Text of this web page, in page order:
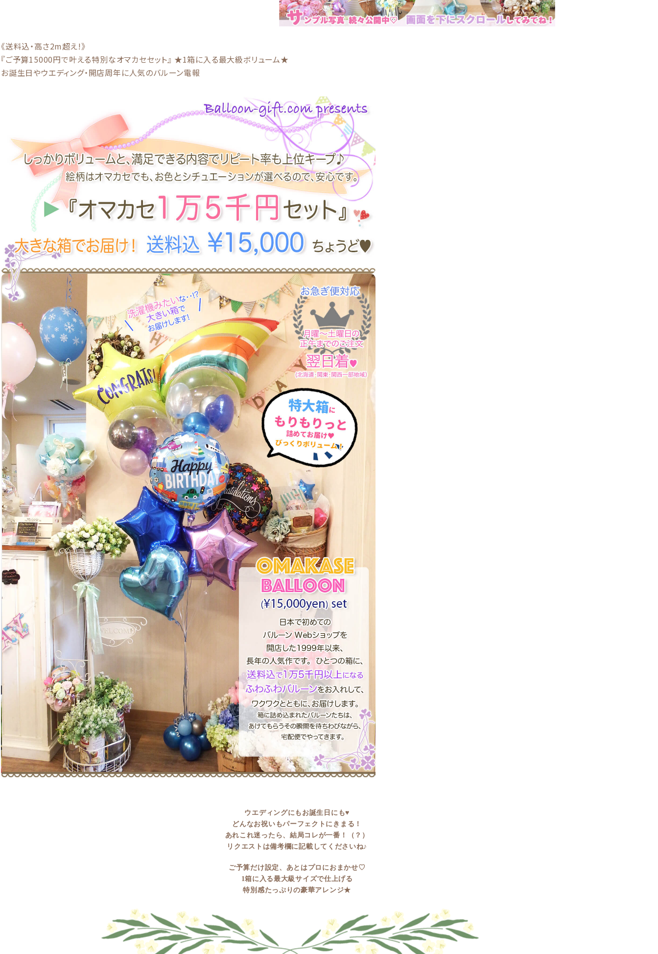
《送料込・高さ2m超え!》
『ご予算15000円で叶える特別なオマカセセット』 ★1箱に入る最大級ボリューム★
お誕生日やウエディング・開店周年に人気のバルーン電報
ウエディングにもお誕生日にも♥
どんなお祝いもパーフェクトにきまる！
あれこれ迷ったら、結局コレが一番！（？）
リクエストは備考欄に記載してくださいね♪
ご予算だけ設定、あとはプロにおまかせ♡
1箱に入る最大級サイズで仕上げる
特別感たっぷりの豪華アレンジ★